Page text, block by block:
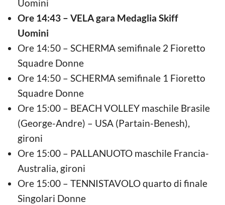
Uomini
Ore 14:43 – VELA gara Medaglia Skiff
Uomini
Ore 14:50 – SCHERMA semifinale 2 Fioretto
Squadre Donne
Ore 14:50 – SCHERMA semifinale 1 Fioretto
Squadre Donne
Ore 15:00 – BEACH VOLLEY maschile Brasile
(George-Andre) – USA (Partain-Benesh),
gironi
Ore 15:00 – PALLANUOTO maschile Francia-
Australia, gironi
Ore 15:00 – TENNISTAVOLO quarto di finale
Singolari Donne